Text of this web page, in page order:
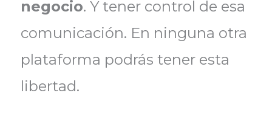
negocio. Y tener control de esa
comunicación. En ninguna otra
plataforma podrás tener esta
libertad.